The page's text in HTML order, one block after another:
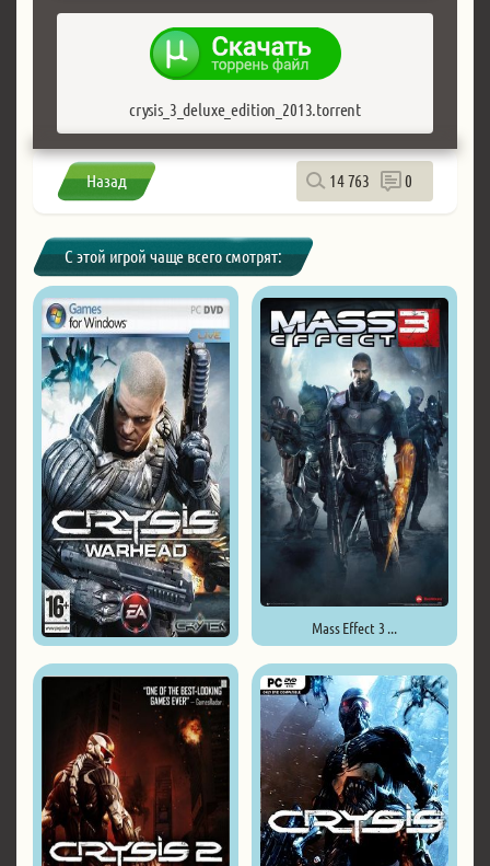
crysis_3_deluxe_edition_2013.torrent
Назад 14 763 0
С этой игрой чаще всего смотрят:
Mass Effect 3 ...